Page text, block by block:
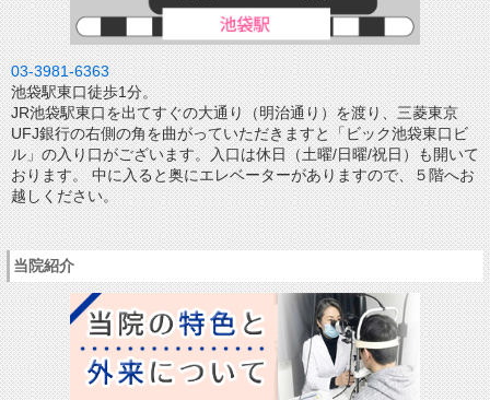
03-3981-6363
池袋駅東口徒歩1分。
JR池袋駅東口を出てすぐの大通り（明治通り）を渡り、三菱東京
UFJ銀行の右側の角を曲がっていただきますと「ビック池袋東口ビ
ル」の入り口がございます。入口は休日（土曜/日曜/祝日）も開いて
おります。 中に入ると奥にエレベーターがありますので、５階へお
越しください。
当院紹介